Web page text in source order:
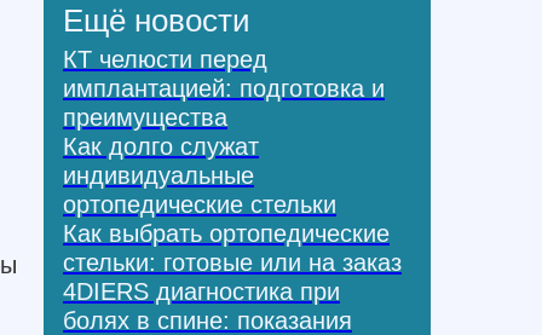
Ещё новости
КТ челюсти перед
имплантацией: подготовка и
преимущества
Как долго служат
индивидуальные
ортопедические стельки
Как выбрать ортопедические
стельки: готовые или на заказ
4DIERS диагностика при
болях в спине: показания